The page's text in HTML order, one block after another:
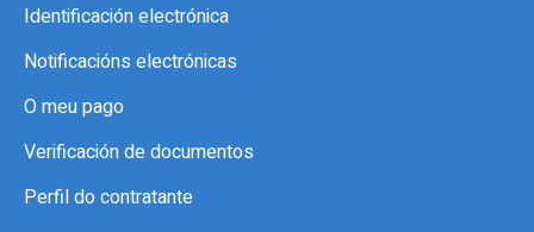
Identificación electrónica
Notificacións electrónicas
O meu pago
Verificación de documentos
Perfil do contratante